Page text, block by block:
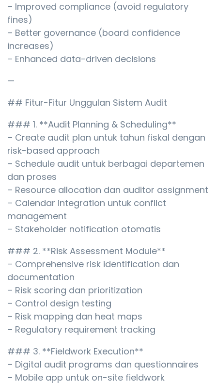
– Improved compliance (avoid regulatory
fines)
– Better governance (board confidence
increases)
– Enhanced data-driven decisions
—
## Fitur-Fitur Unggulan Sistem Audit
### 1. **Audit Planning & Scheduling**
– Create audit plan untuk tahun fiskal dengan
risk-based approach
– Schedule audit untuk berbagai departemen
dan proses
– Resource allocation dan auditor assignment
– Calendar integration untuk conflict
management
– Stakeholder notification otomatis
### 2. **Risk Assessment Module**
– Comprehensive risk identification dan
documentation
– Risk scoring dan prioritization
– Control design testing
– Risk mapping dan heat maps
– Regulatory requirement tracking
### 3. **Fieldwork Execution**
– Digital audit programs dan questionnaires
– Mobile app untuk on-site fieldwork